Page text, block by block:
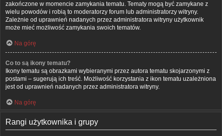
zakończone w momencie zamykania tematu. Tematy mogą być zamykane z
wielu powodów i robią to moderatorzy forum lub administratorzy witryny.
Zależnie od uprawnień nadanych przez administratora witryny użytkownik
może mieć możliwość zamykania swoich tematów.
Na górę
Co to są ikony tematu?
Ikony tematu są obrazkami wybieranymi przez autora tematu skojarzonymi z
postami – sugerują ich treść. Możliwość korzystania z ikon tematu uzależniona
jest od uprawnień nadanych przez administratora witryny.
Na górę
Rangi użytkownika i grupy